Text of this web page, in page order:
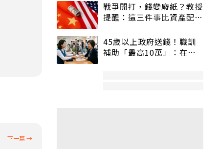
戰爭開打，錢變廢紙？教授
提醒：這三件事比資產配置
45歲以上政府送錢！職訓
補助「最高10萬」：在